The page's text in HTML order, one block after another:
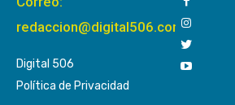
redaccion@digital506.com
Digital 506
Política de Privacidad